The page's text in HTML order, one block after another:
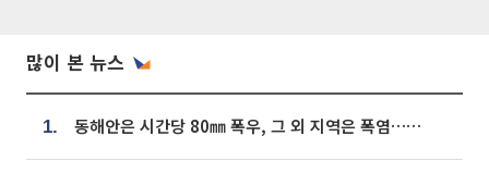
많이 본 뉴스
1. 동해안은 시간당 80㎜ 폭우, 그 외 지역은 폭염…‘극과 극 날씨’